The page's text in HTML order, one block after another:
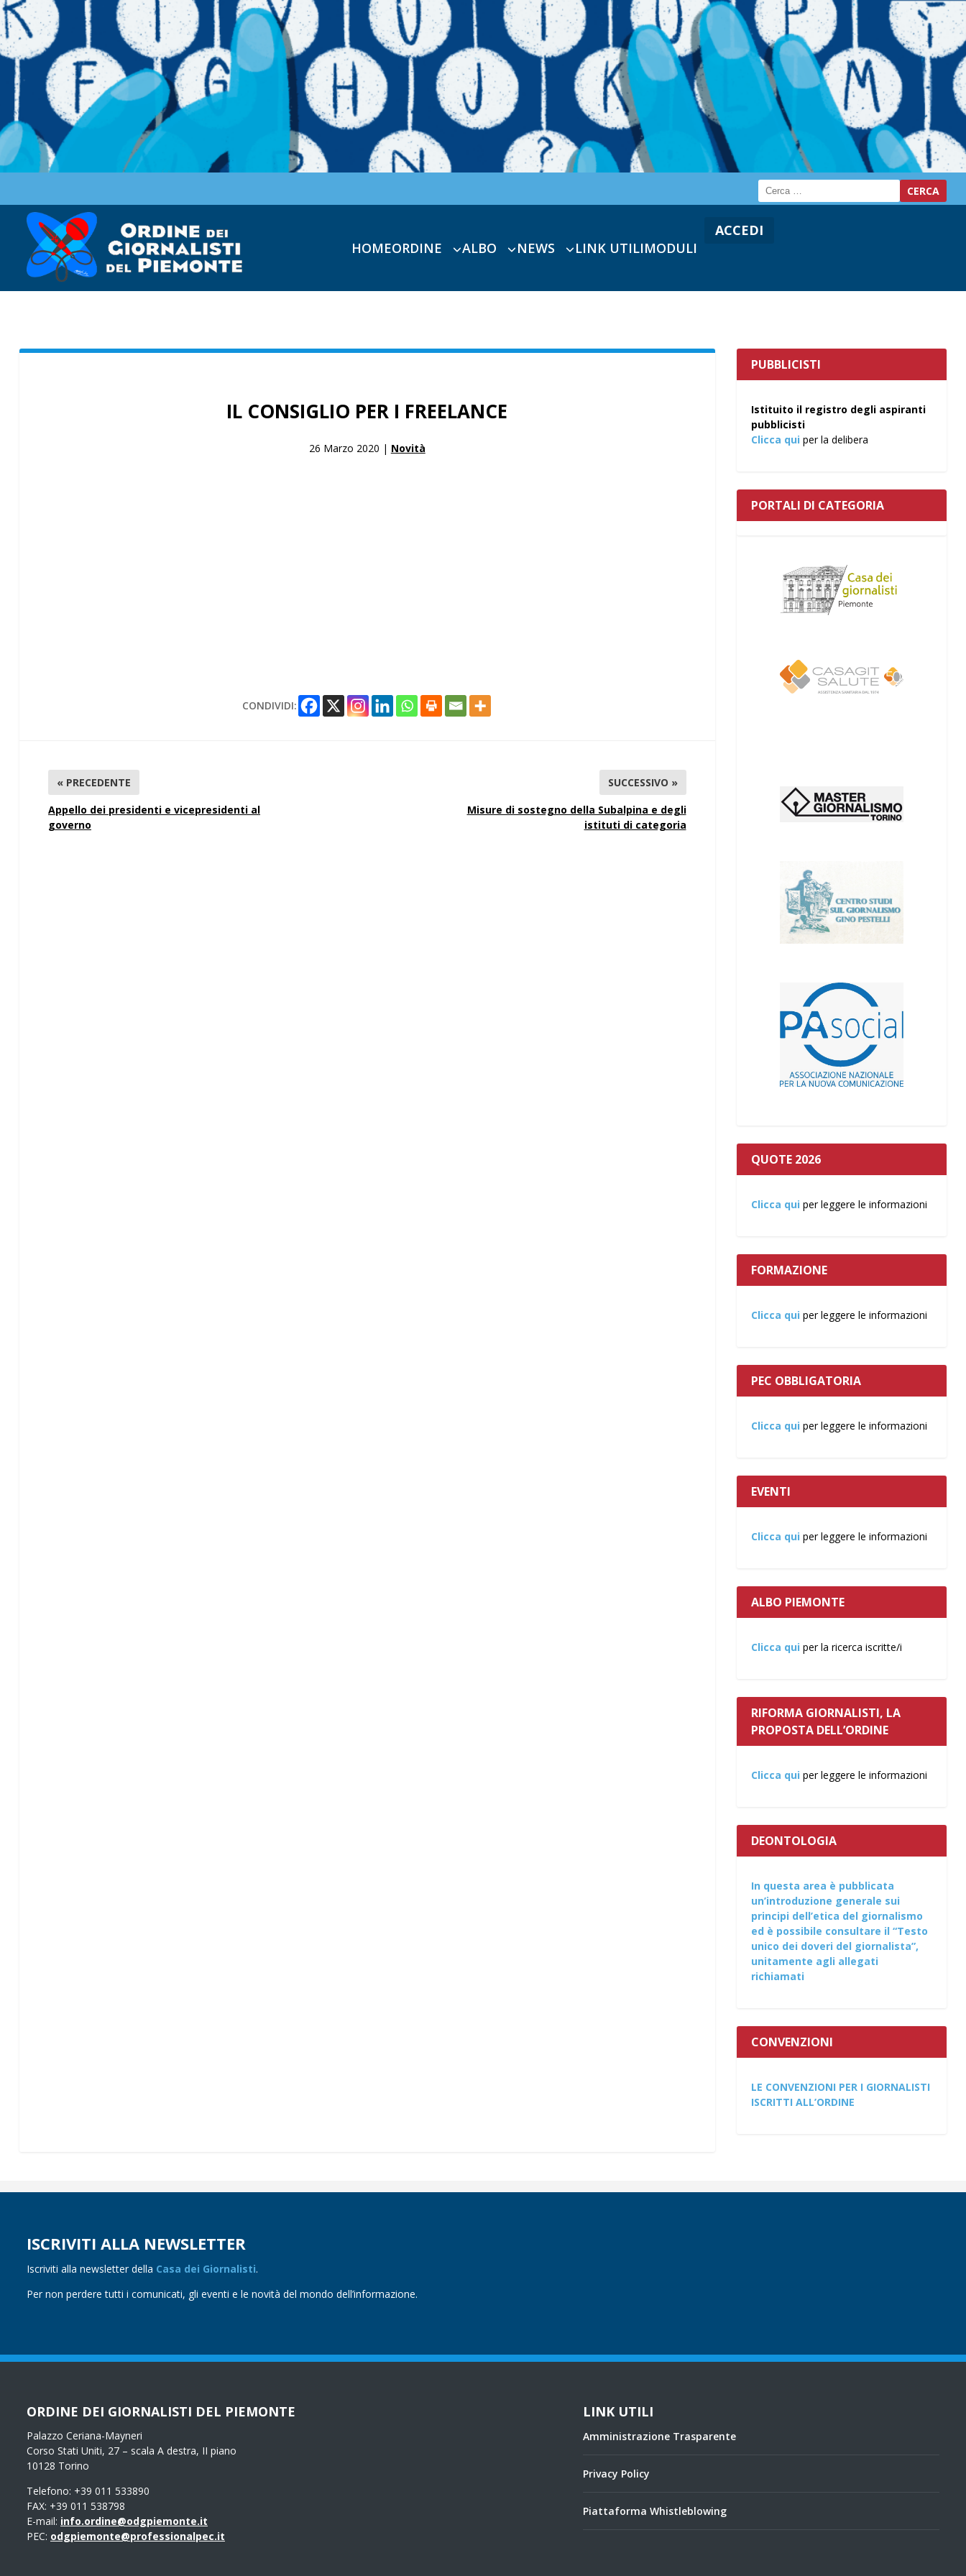
HOMEORDINE ALBO NEWS LINK UTILIMODULI
ACCEDI
IL CONSIGLIO PER I FREELANCE
26 Marzo 2020 | Novità
CONDIVIDI:
« PRECEDENTE
Appello dei presidenti e vicepresidenti al
governo
SUCCESSIVO »
Misure di sostegno della Subalpina e degli
istituti di categoria
PUBBLICISTI
Istituito il registro degli aspiranti
pubblicisti
Clicca qui per la delibera
PORTALI DI CATEGORIA
QUOTE 2026
Clicca qui per leggere le informazioni
FORMAZIONE
Clicca qui per leggere le informazioni
PEC OBBLIGATORIA
Clicca qui per leggere le informazioni
EVENTI
Clicca qui per leggere le informazioni
ALBO PIEMONTE
Clicca qui per la ricerca iscritte/i
RIFORMA GIORNALISTI, LA
PROPOSTA DELL’ORDINE
Clicca qui per leggere le informazioni
DEONTOLOGIA
In questa area è pubblicata
un’introduzione generale sui
principi dell’etica del giornalismo
ed è possibile consultare il “Testo
unico dei doveri del giornalista”,
unitamente agli allegati
richiamati
CONVENZIONI
LE CONVENZIONI PER I GIORNALISTI
ISCRITTI ALL’ORDINE
ISCRIVITI ALLA NEWSLETTER
Iscriviti alla newsletter della Casa dei Giornalisti.
Per non perdere tutti i comunicati, gli eventi e le novità del mondo dell’informazione.
ORDINE DEI GIORNALISTI DEL PIEMONTE
Palazzo Ceriana-Mayneri
Corso Stati Uniti, 27 – scala A destra, II piano
10128 Torino
Telefono: +39 011 533890
FAX: +39 011 538798
E-mail: info.ordine@odgpiemonte.it
PEC: odgpiemonte@professionalpec.it
LINK UTILI
Amministrazione Trasparente
Privacy Policy
Piattaforma Whistleblowing